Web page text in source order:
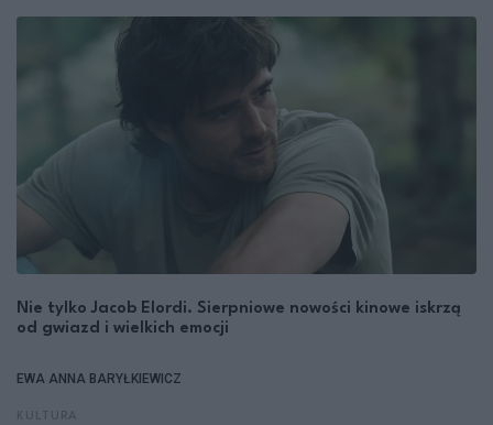
Nie tylko Jacob Elordi. Sierpniowe nowości kinowe iskrzą
od gwiazd i wielkich emocji
EWA ANNA BARYŁKIEWICZ